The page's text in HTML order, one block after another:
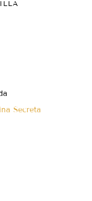
Secreta